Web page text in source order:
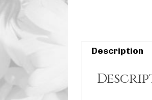
Description